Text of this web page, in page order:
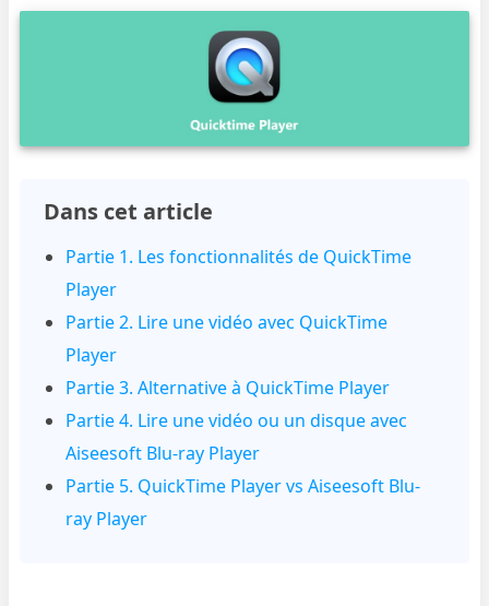
Dans cet article
Partie 1. Les fonctionnalités de QuickTime
Player
Partie 2. Lire une vidéo avec QuickTime
Player
Partie 3. Alternative à QuickTime Player
Partie 4. Lire une vidéo ou un disque avec
Aiseesoft Blu-ray Player
Partie 5. QuickTime Player vs Aiseesoft Blu-
ray Player